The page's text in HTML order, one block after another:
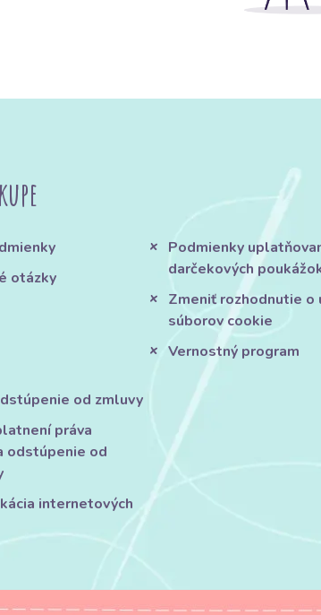
otázky
od zmluvy
práva
odstúpenie od
internetových
Podmienky
darčekových
Zmeniť rozhodnutie o
súborov cookie
Vernostný program